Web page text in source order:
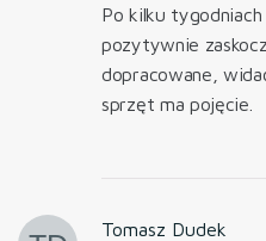
Po kilku
pozytywnie
dopracowane,
sprzęt ma pojęcie.
Tomasz Dudek